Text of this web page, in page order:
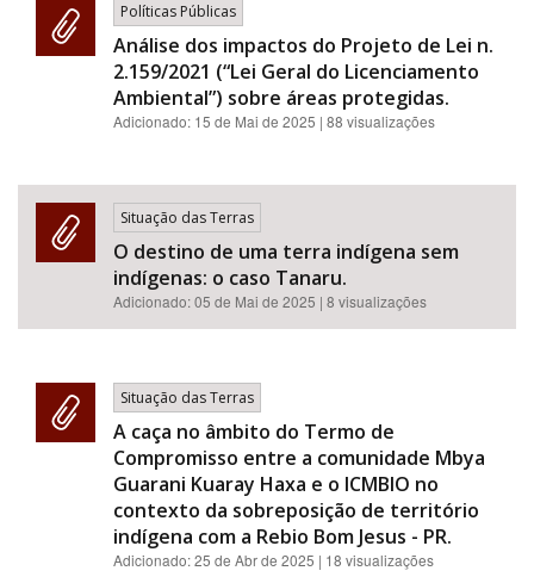
Políticas Públicas
Análise dos impactos do Projeto de Lei n.
2.159/2021 (“Lei Geral do Licenciamento
Ambiental”) sobre áreas protegidas.
Adicionado: 15 de Mai de 2025 | 88 visualizações
Situação das Terras
O destino de uma terra indígena sem
indígenas: o caso Tanaru.
Adicionado:05 de Mai de 2025 | 8 visualizações
Situação das Terras
A caça no âmbito do Termo de
Compromisso entre a comunidade Mbya
Guarani Kuaray Haxa e o ICMBIO no
contexto da sobreposição de território
indígena com a Rebio Bom Jesus - PR.
Adicionado:25 de Abr de 2025 | 18 visualizações